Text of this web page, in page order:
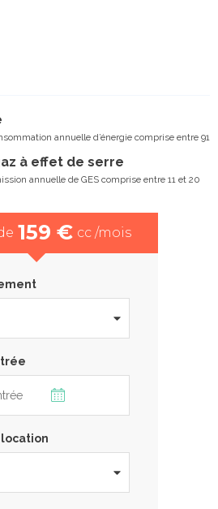
annuelle d’énergie comprise entre 91
à effet de serre
annuelle de GES comprise entre 11 et 20
159 € cc /mois